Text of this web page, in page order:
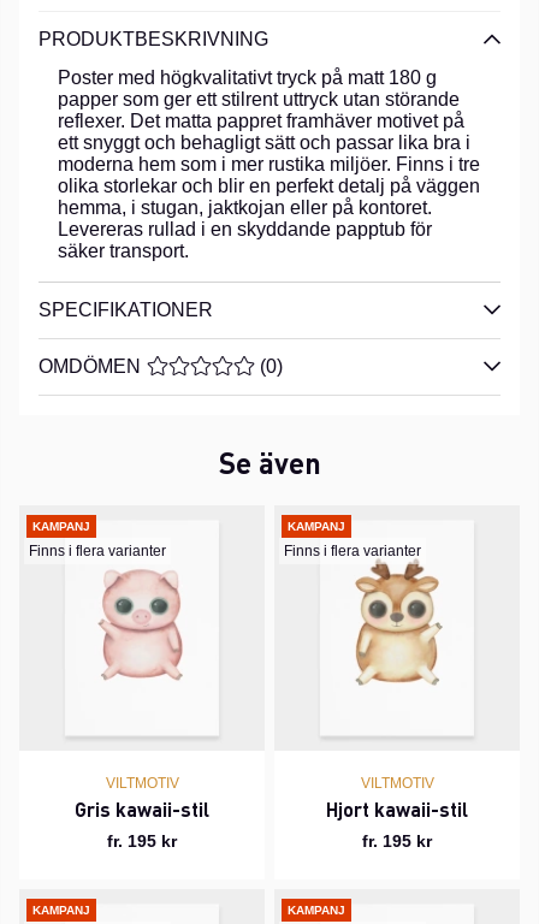
PRODUKTBESKRIVNING
Poster med högkvalitativt tryck på matt 180 g
papper som ger ett stilrent uttryck utan störande
reflexer. Det matta pappret framhäver motivet på
ett snyggt och behagligt sätt och passar lika bra i
moderna hem som i mer rustika miljöer. Finns i tre
olika storlekar och blir en perfekt detalj på väggen
hemma, i stugan, jaktkojan eller på kontoret.
Levereras rullad i en skyddande papptub för
säker transport.
SPECIFIKATIONER
OMDÖMEN MEDELBETYG 0 AV 5 ANTAL BETYG 0
(0)
Se även
KAMPANJ
Finns i flera varianter
VILTMOTIV
Gris kawaii-stil
fr. 195 kr
KAMPANJ
Finns i flera varianter
VILTMOTIV
Hjort kawaii-stil
fr. 195 kr
KAMPANJ KAMPANJ